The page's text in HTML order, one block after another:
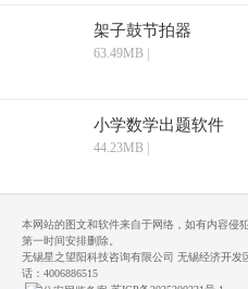
架子鼓节拍器
63.49MB |
小学数学出题软件
44.23MB |
本网站的图文和软件来自于网络，如有内容侵
第一时间安排删除。
无锡星之望阳科技咨询有限公司 无锡经济开发
话：4006886515